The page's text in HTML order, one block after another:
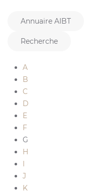
Annuaire AIBT
Recherche
A
B
C
D
E
F
G
H
I
J
K